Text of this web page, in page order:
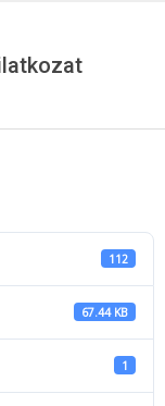
112
67.44 KB
1